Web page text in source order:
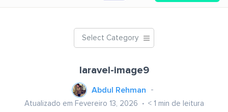
Select Category
laravel-image9
Abdul Rehman
Atualizado em Fevereiro 13, 2026 < 1 min de leitura